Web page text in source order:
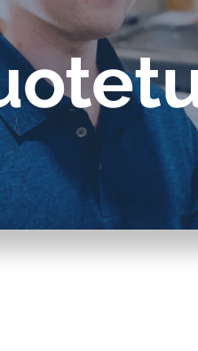
Hälytys- ja